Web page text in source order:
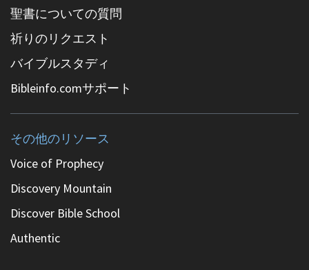
聖書についての質問
祈りのリクエスト
バイブルスタディ
Bibleinfo.comサポート
その他のリソース
Voice of Prophecy
Discovery Mountain
Discover Bible School
Authentic